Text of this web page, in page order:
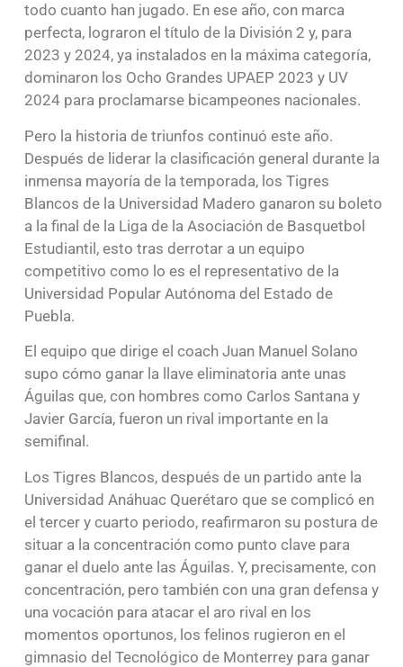
todo cuanto han jugado. En ese año, con marca
perfecta, lograron el título de la División 2 y, para
2023 y 2024, ya instalados en la máxima categoría,
dominaron los Ocho Grandes UPAEP 2023 y UV
2024 para proclamarse bicampeones nacionales.
Pero la historia de triunfos continuó este año.
Después de liderar la clasificación general durante la
inmensa mayoría de la temporada, los Tigres
Blancos de la Universidad Madero ganaron su boleto
a la final de la Liga de la Asociación de Basquetbol
Estudiantil, esto tras derrotar a un equipo
competitivo como lo es el representativo de la
Universidad Popular Autónoma del Estado de
Puebla.
El equipo que dirige el coach Juan Manuel Solano
supo cómo ganar la llave eliminatoria ante unas
Águilas que, con hombres como Carlos Santana y
Javier García, fueron un rival importante en la
semifinal.
Los Tigres Blancos, después de un partido ante la
Universidad Anáhuac Querétaro que se complicó en
el tercer y cuarto periodo, reafirmaron su postura de
situar a la concentración como punto clave para
ganar el duelo ante las Águilas. Y, precisamente, con
concentración, pero también con una gran defensa y
una vocación para atacar el aro rival en los
momentos oportunos, los felinos rugieron en el
gimnasio del Tecnológico de Monterrey para ganar